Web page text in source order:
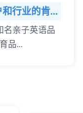
行业的肯...
名亲子英语品
品...